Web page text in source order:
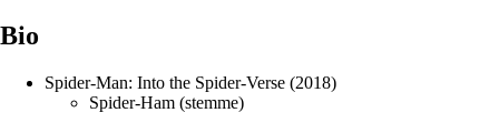
Bio
Spider-Man: Into the Spider-Verse (2018)
Spider-Ham (stemme)